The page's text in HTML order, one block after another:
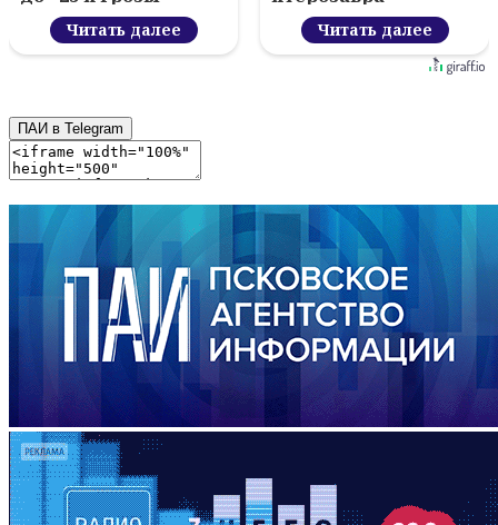
Читать далее Читать далее
ПАИ в Telegram